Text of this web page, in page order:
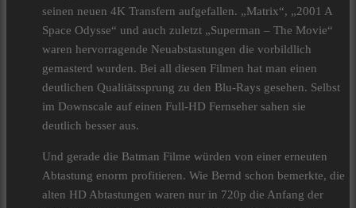
seinen neuen 4K Transfern aufgefallen. „Matrix“, „2001 A
Space Odysse“ und auch zuletzt „Superman – The Movie“
waren hervorragende Neuabstastungen die vorbildlich
gemasterd wurden. Bei all diesen Filmen hat man einen
deutlichen Qualitätssprung zu den Blu-Rays gesehen. Selbst
im Downscale auf einen Full-HD Fernseher sahen sie
deutlich besser aus.
Und gerade die Batman Filme würden von einer erneuten
Abtastung enorm profitieren. Wie Bernd schon bemerkte, die
alten HD Abtastungen waren nur in 720p die Anfang der